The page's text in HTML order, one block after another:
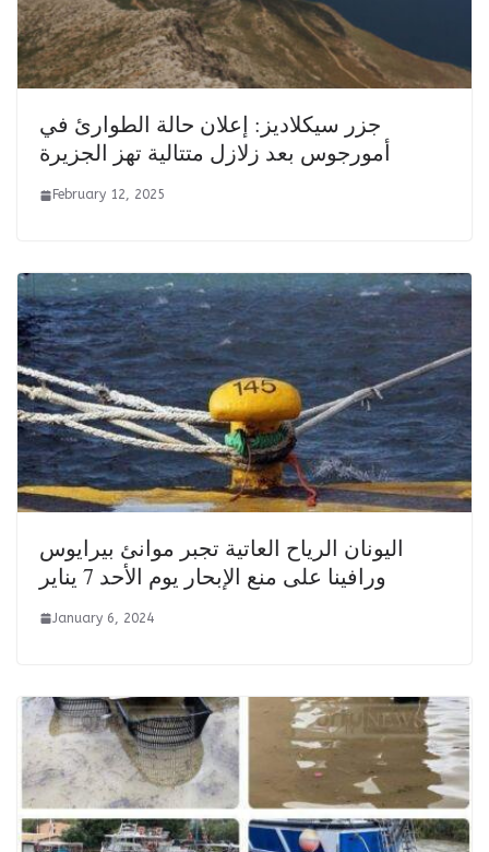
جزر سيكلاديز: إعلان حالة الطوارئ في
أمورجوس بعد زلازل متتالية تهز الجزيرة
February 12, 2025
اليونان الرياح العاتية تجبر موانئ بيرايوس
ورافينا على منع الإبحار يوم الأحد 7 يناير
January 6, 2024